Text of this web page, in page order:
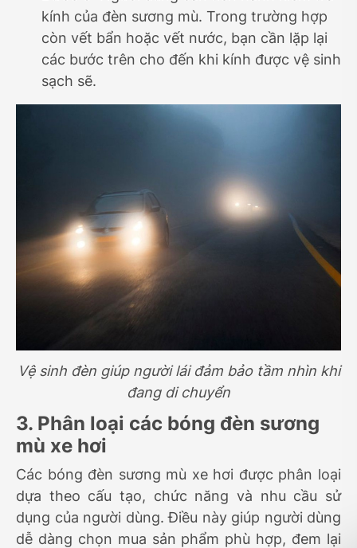
kính của đèn sương mù. Trong trường hợp
còn vết bẩn hoặc vết nước, bạn cần lặp lại
các bước trên cho đến khi kính được vệ sinh
sạch sẽ.
Vệ sinh đèn giúp người lái đảm bảo tầm nhìn khi
đang di chuyển
3. Phân loại các bóng đèn sương
mù xe hơi
Các bóng đèn sương mù xe hơi được phân loại
dựa theo cấu tạo, chức năng và nhu cầu sử
dụng của người dùng. Điều này giúp người dùng
dễ dàng chọn mua sản phẩm phù hợp, đem lại